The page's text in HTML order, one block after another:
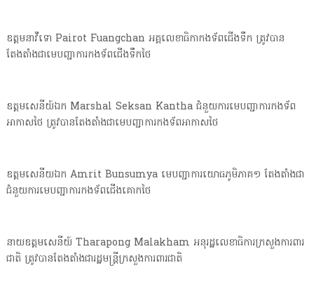
ឧត្តមនាវីទោ Pairot Fuangchan អគ្គលេខាធិកាកងទ័ពជើងទឹក ត្រូវបាន
តែងតាំងជាមេបញ្ជាការកងទ័ពជើងទឹកថៃ
ឧត្តមសេនីយ៍ឯក Marshal Seksan Kantha ជំនួយការមេបញ្ជាការកងទ័ព
អាកាសថៃ ត្រូវបានតែងតាំងជាមេបញ្ជាការកងទ័ពអាកាសថៃ
ឧត្តមសេនីយឯក Amrit Bunsumya មេបញ្ជាការយោធភូមិភាគ១ តែងតាំងជា
ជំនួយការមេបញ្ជាការកងទ័ពជើងគោកថៃ
នាយឧត្តមសេនីយ៍ Tharapong Malakham អនុរដ្ឋលេខាធិការក្រសួងការពារ
ជាតិ ត្រូវបានតែងតាំងជារដ្ឋមន្ត្រីក្រសួងការពារជាតិ